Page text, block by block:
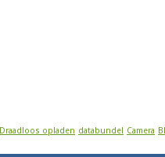
Draadloos opladen databundel Camera